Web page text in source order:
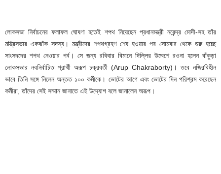
লোকসভা নির্বাচনের ফলাফল ঘোষণা হতেই শপথ নিয়েছেন প্রধানমন্ত্রী নরেন্দ্র মোদী-সহ তাঁর
মন্ত্রিসভার একঝাঁক সদস্য। মন্ত্রীদের শপথগ্রহণ শেষ হওয়ার পর সোমবার থেকে শুরু হচ্ছে
সাংসদদের শপথ নেওয়ার পর্ব। সে জন্য রবিবার বিমানে দিল্লির উদ্দেশে রওনা হলেন বাঁকুড়া
লোকসভার নবনির্বাচিত প্রার্থী অরূপ চক্রবর্তী (Arup Chakraborty)। তবে নজিরবিহীন
ভাবে তিনি সঙ্গে নিলেন অন্তত ১০০ কর্মীকে। ভোটের আগে এবং ভোটের দিন পরিশ্রম করেছেন
কর্মীরা, তাঁদের সেই সম্মান জানাতে এই উদ্যোগ বলে জানালেন অরূপ।